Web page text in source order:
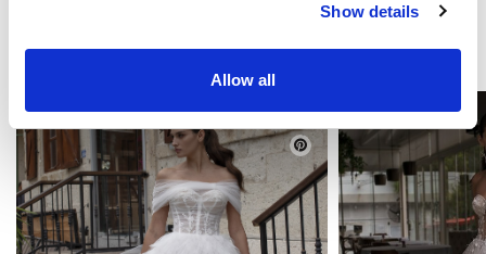
Show details
Allow all
TE PUEDE GUSTAR